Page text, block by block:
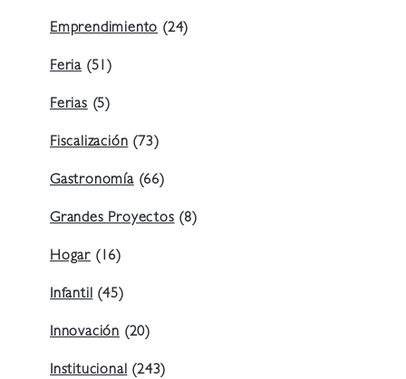
Emprendimiento (24)
Feria (51)
Ferias (5)
Fiscalización (73)
Gastronomía(66)
Grandes Proyectos (8)
Hogar (16)
Infantil (45)
Innovación (20)
Institucional (243)